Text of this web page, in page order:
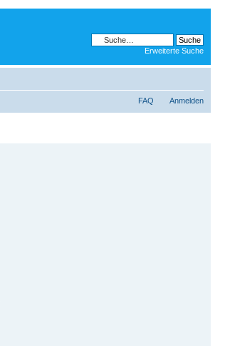
Erweiterte Suche
FAQ Anmelden